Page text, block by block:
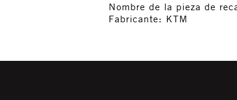
Nombre de la pieza de
Fabricante: KTM